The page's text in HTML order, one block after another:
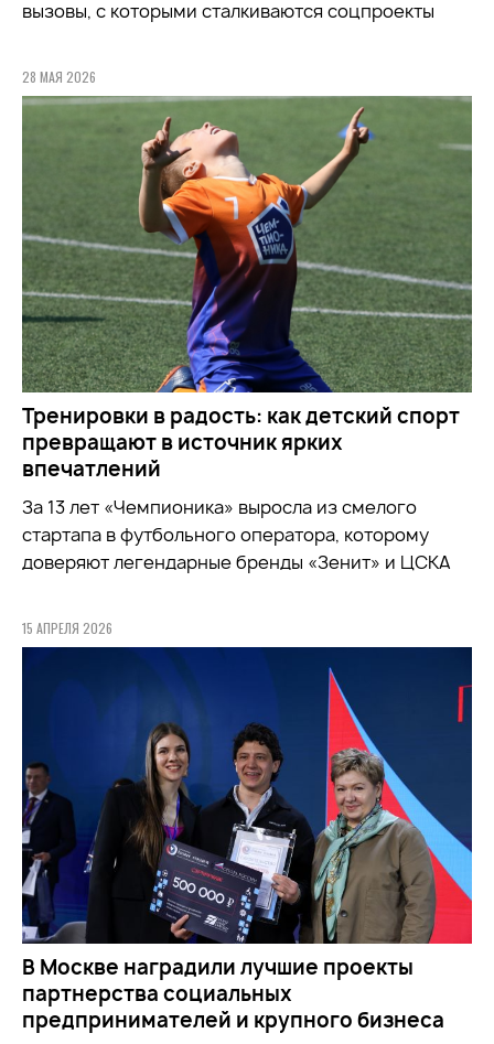
вызовы, с которыми сталкиваются соцпроекты
28 МАЯ 2026
Тренировки в радость: как детский спорт
превращают в источник ярких
впечатлений
За 13 лет «Чемпионика» выросла из смелого
стартапа в футбольного оператора, которому
доверяют легендарные бренды «Зенит» и ЦСКА
15 АПРЕЛЯ 2026
В Москве наградили лучшие проекты
партнерства социальных
предпринимателей и крупного бизнеса